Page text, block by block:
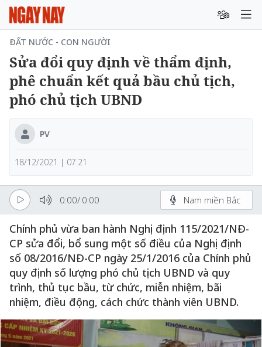
ĐẤT NƯỚC - CON NGƯỜI
Sửa đổi quy định về thẩm định,
phê chuẩn kết quả bầu chủ tịch,
phó chủ tịch UBND
PV
18/12/2021 | 07:21
0:00/ 0:00 Nam miền Bắc
Chính phủ vừa ban hành Nghị định 115/2021/NĐ-
CP sửa đổi, bổ sung một số điều của Nghị định
số 08/2016/NĐ-CP ngày 25/1/2016 của Chính phủ
quy định số lượng phó chủ tịch UBND và quy
trình, thủ tục bầu, từ chức, miễn nhiệm, bãi
nhiệm, điều động, cách chức thành viên UBND.